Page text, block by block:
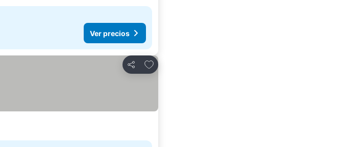
Ver precios
Compartir
Agregar a favoritos